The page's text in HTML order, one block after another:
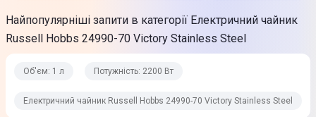
Габарити (ВхШхГ)
22 x 16,5 x 21 см
22,8 x 19 x 20,6 см
Найпопулярніші запити в категорії Електричний чайник
Russell Hobbs 24990-70 Victory Stainless Steel
Об'єм: 1 л Потужність: 2200 Вт
Електричний чайник Russell Hobbs 24990-70 Victory Stainless Steel